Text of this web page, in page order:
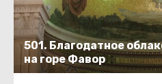
501. Благодатное
на горе Фавор